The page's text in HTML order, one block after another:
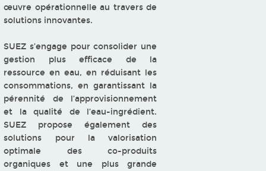
œuvre opérationnelle au travers de
solutions innovantes.
SUEZ s’engage pour consolider une
gestion plus efficace de la
ressource en eau, en réduisant les
consommations, en garantissant la
pérennité de l’approvisionnement
et la qualité de l’eau-ingrédient.
SUEZ propose également des
solutions pour la valorisation
optimale des co-produits
organiques et une plus grande